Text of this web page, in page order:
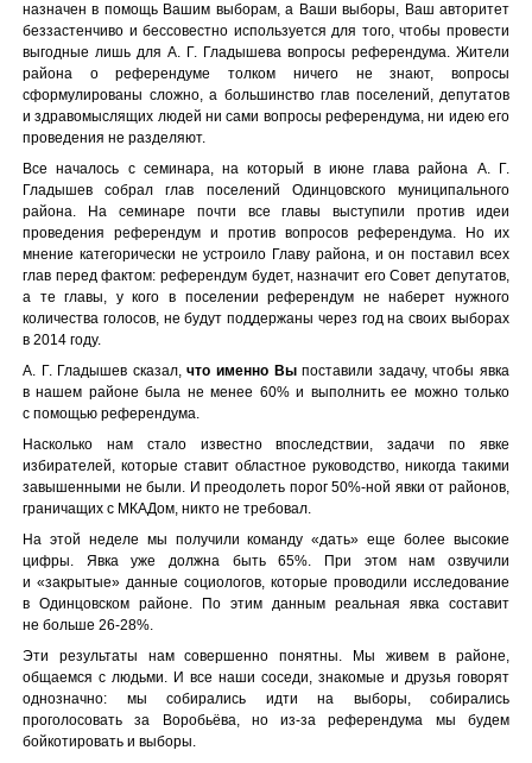
назначен в помощь Вашим выборам, а Ваши выборы, Ваш авторитет
беззастенчиво и бессовестно используется для того, чтобы провести
выгодные лишь для А. Г. Гладышева вопросы референдума. Жители
района о референдуме толком ничего не знают, вопросы
сформулированы сложно, а большинство глав поселений, депутатов
и здравомыслящих людей ни сами вопросы референдума, ни идею его
проведения не разделяют.
Все началось с семинара, на который в июне глава района А. Г.
Гладышев собрал глав поселений Одинцовского муниципального
района. На семинаре почти все главы выступили против идеи
проведения референдум и против вопросов референдума. Но их
мнение категорически не устроило Главу района, и он поставил всех
глав перед фактом: референдум будет, назначит его Совет депутатов,
а те главы, у кого в поселении референдум не наберет нужного
количества голосов, не будут поддержаны через год на своих выборах
в 2014 году.
А. Г. Гладышев сказал,что именно Выпоставили задачу, чтобы явка
в нашем районе была не менее 60% и выполнить ее можно только
с помощью референдума.
Насколько нам стало известно впоследствии, задачи по явке
избирателей, которые ставит областное руководство, никогда такими
завышенными не были. И преодолеть порог 50%-ной явки от районов,
граничащих с МКАДом, никто не требовал.
На этой неделе мы получили команду «дать» еще более высокие
цифры. Явка уже должна быть 65%. При этом нам озвучили
и «закрытые» данные социологов, которые проводили исследование
в Одинцовском районе. По этим данным реальная явка составит
не больше 26-28%.
Эти результаты нам совершенно понятны. Мы живем в районе,
общаемся с людьми. И все наши соседи, знакомые и друзья говорят
однозначно: мы собирались идти на выборы, собирались
проголосовать за Воробьёва, но из-за референдума мы будем
бойкотировать и выборы.